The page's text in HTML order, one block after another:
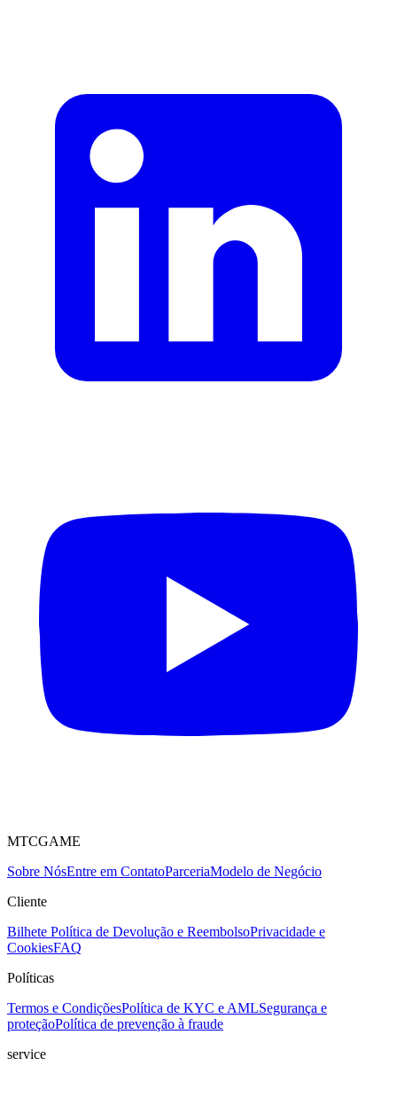
MTCGAME
Sobre NósEntre em ContatoParceriaModelo de Negócio
Cliente
Bilhete Política de Devolução e ReembolsoPrivacidade e
CookiesFAQ
Políticas
Termos e CondiçõesPolítica de KYC e AMLSegurança e
proteçãoPolítica de prevenção à fraude
service